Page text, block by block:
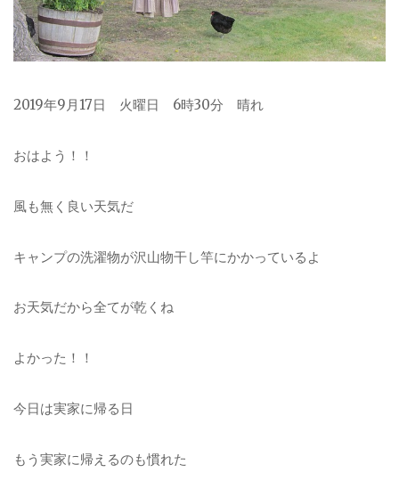
2019年9月17日 火曜日 6時30分 晴れ
おはよう！！
風も無く良い天気だ
キャンプの洗濯物が沢山物干し竿にかかっているよ
お天気だから全てが乾くね
よかった！！
今日は実家に帰る日
もう実家に帰えるのも慣れた